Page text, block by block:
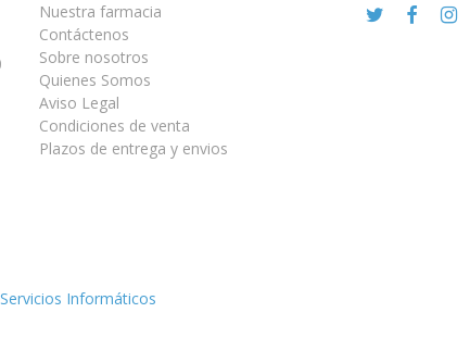
Nuestra farmacia
Contáctenos
Sobre nosotros
Quienes Somos
Aviso Legal
Condiciones de venta
Plazos de entrega y envios